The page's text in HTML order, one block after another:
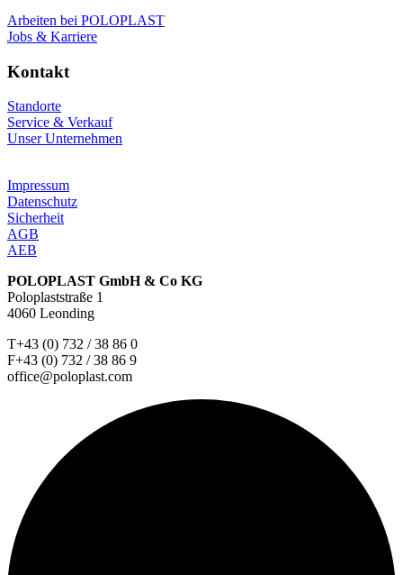
Arbeiten bei POLOPLAST
Jobs & Karriere
Kontakt
Standorte
Service & Verkauf
Unser Unternehmen
Impressum
Datenschutz
Sicherheit
AGB
AEB
POLOPLAST GmbH & Co KG
Poloplaststraße 1
4060 Leonding
T+43 (0) 732 / 38 86 0
F+43 (0) 732 / 38 86 9
office@poloplast.com